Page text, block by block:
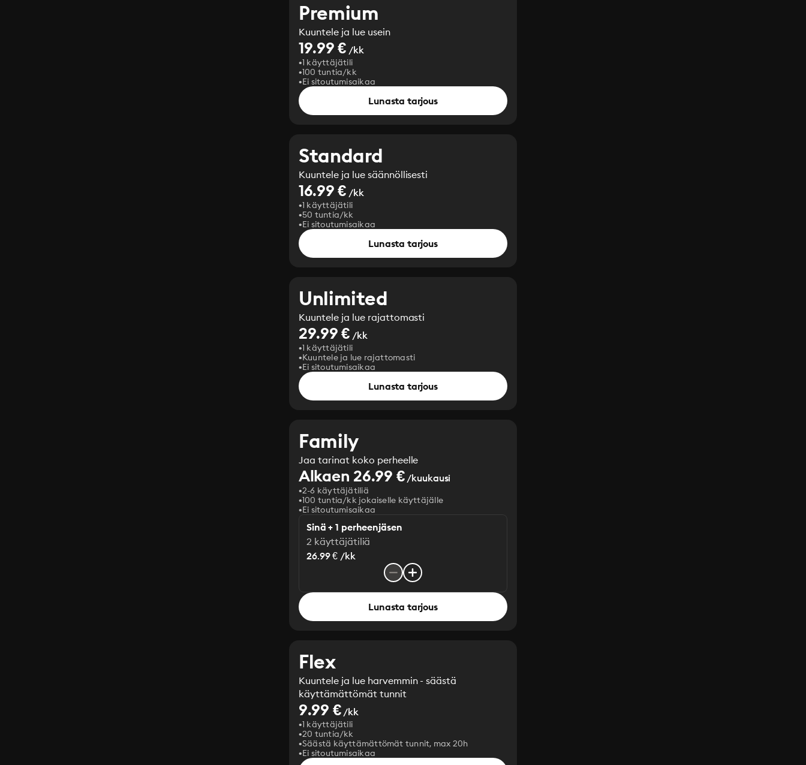
Premium
Kuuntele ja lue usein
19.99 € /kk
1 käyttäjätili
100 tuntia/kk
Ei sitoutumisaikaa
Lunasta tarjous
Standard
Kuuntele ja lue säännöllisesti
16.99 € /kk
1 käyttäjätili
50 tuntia/kk
Ei sitoutumisaikaa
Lunasta tarjous
Unlimited
Kuuntele ja lue rajattomasti
29.99 € /kk
1 käyttäjätili
Kuuntele ja lue rajattomasti
Ei sitoutumisaikaa
Lunasta tarjous
Family
Jaa tarinat koko perheelle
Alkaen 26.99 €/kuukausi
2-6 käyttäjätiliä
100 tuntia/kk jokaiselle käyttäjälle
Ei sitoutumisaikaa
Sinä + 1 perheenjäsen
2 käyttäjätiliä
26.99 € /kk
Lunasta tarjous
Flex
Kuuntele ja lue harvemmin - säästä
käyttämättömät tunnit
9.99 €/kk
1 käyttäjätili
20 tuntia/kk
Säästä käyttämättömät tunnit, max 20h
Ei sitoutumisaikaa